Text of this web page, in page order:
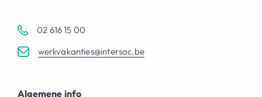
02 616 15 00
werkvakanties@intersoc.be
Algemene info